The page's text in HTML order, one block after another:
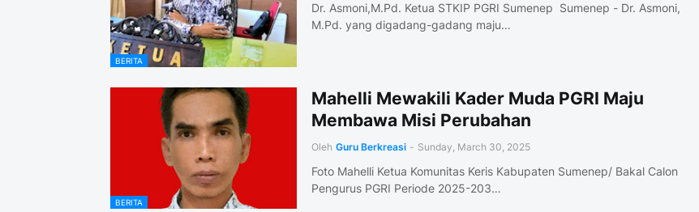
BERITA
Dr. Asmoni,M.Pd. Ketua STKIP PGRI Sumenep Sumenep - Dr. Asmoni,
M.Pd. yang digadang-gadang maju…
BERITA
Mahelli Mewakili Kader Muda PGRI Maju
Membawa Misi Perubahan
Oleh Guru Berkreasi - Sunday, March 30, 2025
Foto Mahelli Ketua Komunitas Keris Kabupaten Sumenep/ Bakal Calon
Pengurus PGRI Periode 2025-203…